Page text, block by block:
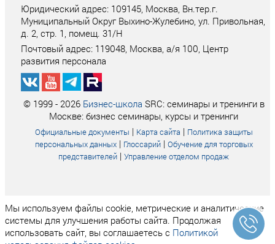
Юридический адрес: 109145, Москва, Вн.тер.г.
Муниципальный Округ Выхино-Жулебино, ул. Привольная,
д. 2, стр. 1, помещ. 31/Н
Почтовый адрес: 119048, Москва, а/я 100, Центр
развития персонала
© 1999 - 2026 Бизнес-школа SRC: семинары и тренинги в
Москве: бизнес семинары, курсы и тренинги
Официальные документы | Карта сайта | Политика защиты
персональных данных| Глоссарий| Обучение для торговых
представителей | Управление отделом продаж
Мы используем файлы cookie, метрические и аналитические
системы для улучшения работы сайта. Продолжая
использовать сайт, вы соглашаетесь с Политикой